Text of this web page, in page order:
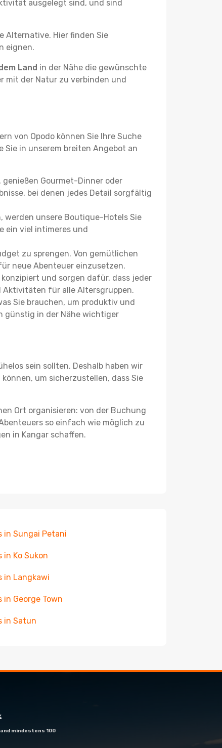
ausgelegt sind, und sind
Alternative. Hier finden Sie
eignen.
Land in der Nähe die gewünschte
mit der Natur zu verbinden und
von Opodo können Sie Ihre Suche
in unserem breiten Angebot an
Gourmet-Dinner oder
bei denen jedes Detail sorgfältig
unsere Boutique-Hotels Sie
ein viel intimeres und
zu sprengen. Von gemütlichen
neue Abenteuer einzusetzen.
und sorgen dafür, dass jeder
Aktivitäten für alle Altersgruppen.
Sie brauchen, um produktiv und
günstig in der Nähe wichtiger
sein sollten. Deshalb haben wir
um sicherzustellen, dass Sie
Ort organisieren: von der Buchung
so einfach wie möglich zu
in Kangar schaffen.
in Sungai Petani
in Ko Sukon
in Langkawi
in George Town
in Satun
mindestens 100